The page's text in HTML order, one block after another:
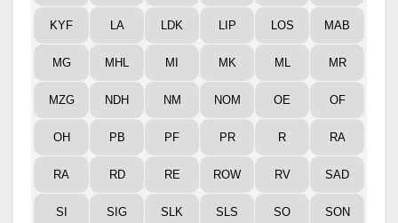
KYF LA LDK LIP LOS MAB
MG MHL MI MK ML MR
MZG NDH NM NOM OE OF
OH PB PF PR R RA
RA RD RE ROW RV SAD
SI SIG SLK SLS SO SON